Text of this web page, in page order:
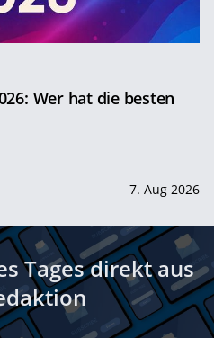
Wer hat die besten
7. Aug 2026
Tages direkt aus